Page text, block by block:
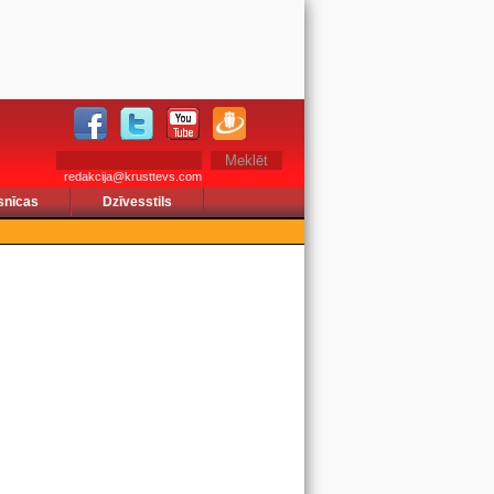
redakcija@krusttevs.com
Dzīvesstils